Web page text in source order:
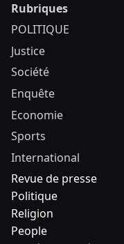
Rubriques
POLITIQUE
Justice
Société
Enquête
Economie
Sports
International
Revue de presse
Politique
Religion
People